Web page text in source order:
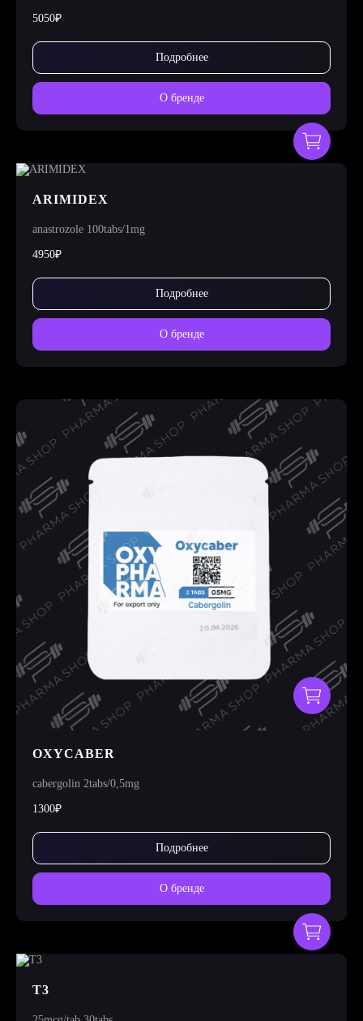
5050₽
Подробнее
О бренде
ARIMIDEX
anastrozole 100tabs/1mg
4950₽
Подробнее
О бренде
OXYCABER
cabergolin 2tabs/0,5mg
1300₽
Подробнее
О бренде
T3